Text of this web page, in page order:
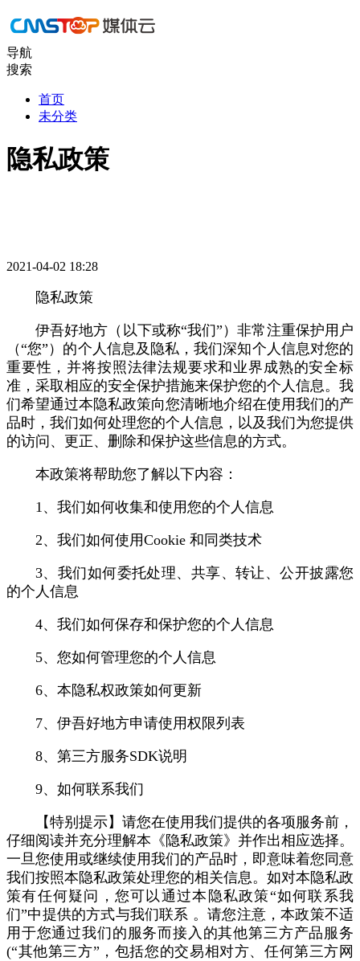
导航
搜索
首页
未分类
隐私政策
2021-04-02 18:28
隐私政策
伊吾好地方（以下或称“我们”）非常注重保护用户
（“您”）的个人信息及隐私，我们深知个人信息对您的
重要性，并将按照法律法规要求和业界成熟的安全标
准，采取相应的安全保护措施来保护您的个人信息。我
们希望通过本隐私政策向您清晰地介绍在使用我们的产
品时，我们如何处理您的个人信息，以及我们为您提供
的访问、更正、删除和保护这些信息的方式。
本政策将帮助您了解以下内容：
1、我们如何收集和使用您的个人信息
2、我们如何使用Cookie 和同类技术
3、我们如何委托处理、共享、转让、公开披露您
的个人信息
4、我们如何保存和保护您的个人信息
5、您如何管理您的个人信息
6、本隐私权政策如何更新
7、伊吾好地方申请使用权限列表
8、第三方服务SDK说明
9、如何联系我们
【特别提示】请您在使用我们提供的各项服务前，
仔细阅读并充分理解本《隐私政策》并作出相应选择。
一旦您使用或继续使用我们的产品时，即意味着您同意
我们按照本隐私政策处理您的相关信息。如对本隐私政
策有任何疑问，您可以通过本隐私政策“如何联系我
们”中提供的方式与我们联系 。请您注意，本政策不适
用于您通过我们的服务而接入的其他第三方产品服务
(“其他第三方”，包括您的交易相对方、任何第三方网